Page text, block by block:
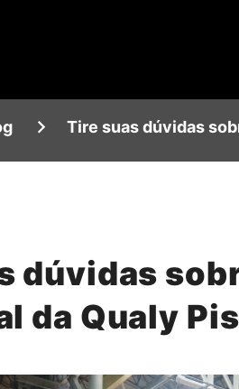
Tire suas dúvidas
dúvidas
da Qualy